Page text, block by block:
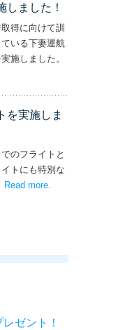
しました！
得に向けて訓
いる下妻運航
施しました。
行を実施しました！’
を実施しま
のフライトと
トにも特別な
Read more
ゼント！